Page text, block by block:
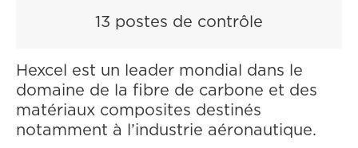
13 postes de contrôle
Hexcel est un leader mondial dans le
domaine de la fibre de carbone et des
matériaux composites destinés
notamment à l’industrie aéronautique.